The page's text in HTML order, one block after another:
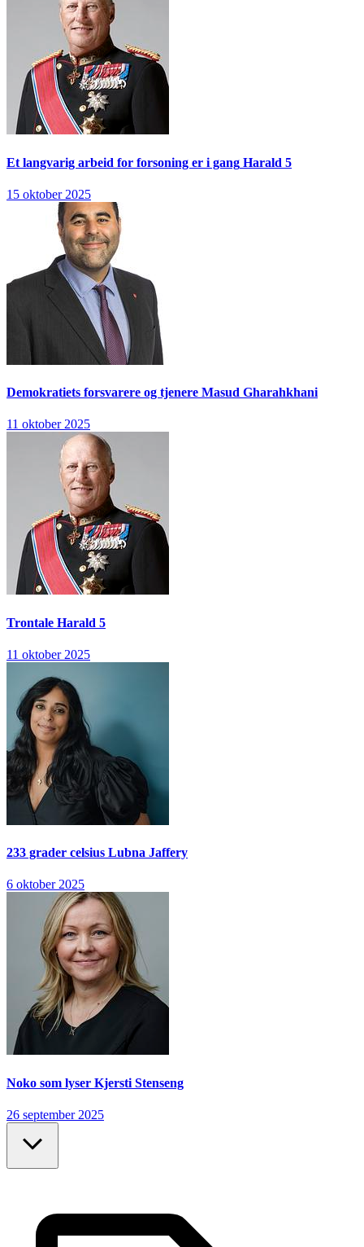
Et langvarig arbeid for forsoning er i gang Harald 5
15 oktober 2025
Demokratiets forsvarere og tjenere Masud Gharahkhani
11 oktober 2025
Trontale Harald 5
11 oktober 2025
233 grader celsius Lubna Jaffery
6 oktober 2025
Noko som lyser Kjersti Stenseng
26 september 2025